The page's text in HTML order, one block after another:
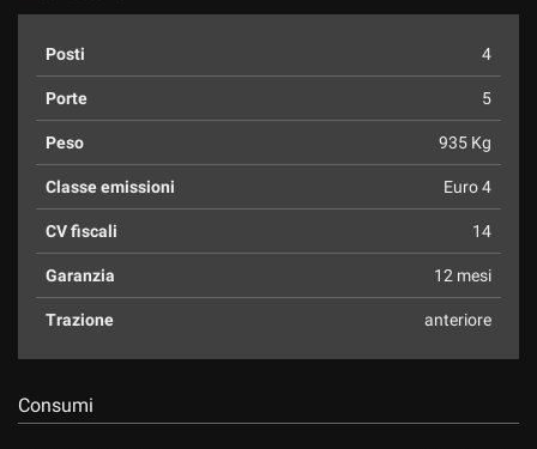
Posti 4
Porte 5
Peso 935 Kg
Classe emissioni Euro 4
CV fiscali 14
Garanzia 12 mesi
Trazione anteriore
Consumi